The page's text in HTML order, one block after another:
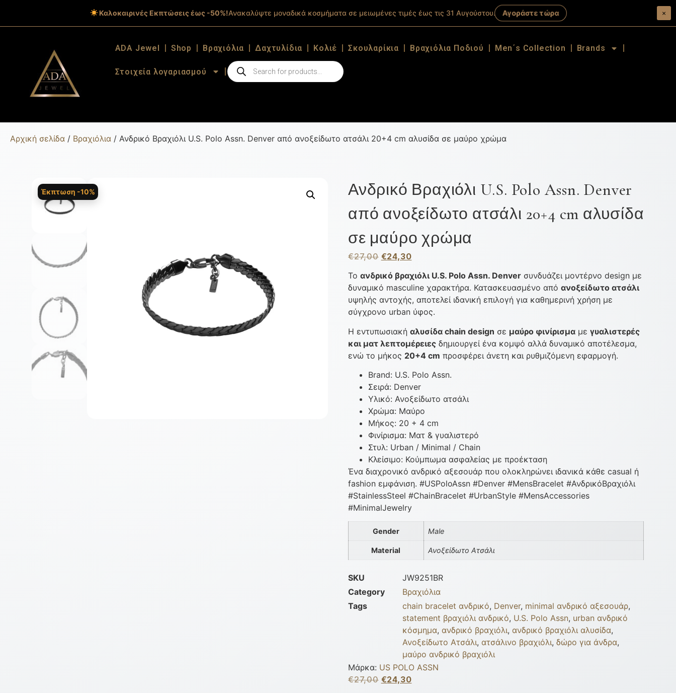
Καλοκαιρινές Εκπτώσεις έως -50%!Ανακαλύψτε μοναδικά κοσμήματα σε μειωμένες τιμές έως τις 31 Αυγούστου. Αγοράστε τώρα ×
ADA Jewel Shop Βραχιόλια Δαχτυλίδια Κολιέ Σκουλαρίκια Βραχιόλια Ποδιού Men΄s Collection Brands
Στοιχεία λογαριασμού
Αρχική σελίδα / Βραχιόλια / Ανδρικό Βραχιόλι U.S. Polo Assn. Denver από ανοξείδωτο ατσάλι 20+4 cm αλυσίδα σε μαύρο χρώμα
Έκπτωση -10%
Ανδρικό Βραχιόλι U.S. Polo Assn. Denver
από ανοξείδωτο ατσάλι 20+4 cm αλυσίδα
σε μαύρο χρώμα
€27,00 €24,30
Το ανδρικό βραχιόλι U.S. Polo Assn. Denverσυνδυάζει μοντέρνο design με
δυναμικό masculine χαρακτήρα. Κατασκευασμένο από ανοξείδωτο ατσάλι
υψηλής αντοχής, αποτελεί ιδανική επιλογή για καθημερινή χρήση με
σύγχρονο urban ύφος.
Η εντυπωσιακή αλυσίδα chain design σε μαύρο φινίρισμαμε γυαλιστερές
και ματ λεπτομέρειεςδημιουργεί ένα κομψό αλλά δυναμικό αποτέλεσμα,
ενώ το μήκος 20+4 cm προσφέρει άνετη και ρυθμιζόμενη εφαρμογή.
Brand: U.S. Polo Assn.
Σειρά: Denver
Υλικό: Ανοξείδωτο ατσάλι
Χρώμα: Μαύρο
Μήκος: 20 + 4 cm
Φινίρισμα: Ματ & γυαλιστερό
Στυλ: Urban / Minimal / Chain
Κλείσιμο: Κούμπωμα ασφαλείας με προέκταση
Ένα διαχρονικό ανδρικό αξεσουάρ που ολοκληρώνει ιδανικά κάθε casual ή
fashion εμφάνιση. #USPoloAssn #Denver #MensBracelet #ΑνδρικόΒραχιόλι
#StainlessSteel #ChainBracelet #UrbanStyle #MensAccessories
#MinimalJewelry
Gender Male
Material Ανοξείδωτο Ατσάλι
SKU
JW9251BR
Category
Βραχιόλια
Tags
chain bracelet ανδρικό, Denver, minimal ανδρικό αξεσουάρ,
statement βραχιόλι ανδρικό, U.S. Polo Assn, urban ανδρικό
κόσμημα, ανδρικό βραχιόλι, ανδρικό βραχιόλι αλυσίδα,
Ανοξείδωτο Ατσάλι, ατσάλινο βραχιόλι, δώρο για άνδρα,
μαύρο ανδρικό βραχιόλι
Μάρκα: US POLO ASSN
€27,00 €24,30